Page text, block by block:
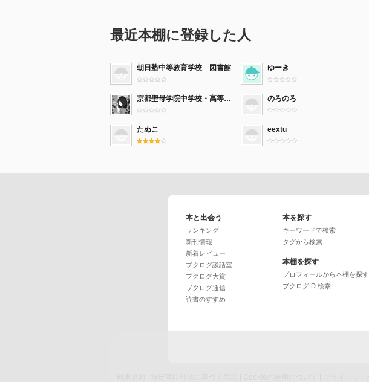
最近本棚に登録した人
朝日塾中等教育学校 図書館 ゆーき
京都聖母学院中学校・高等学校図書館 のろのろ
たぬこ eextu
本と出会う
ランキング
新刊情報
新着レビュー
ブクログ談話室
ブクログ大賞
ブクログ通信
読書のすすめ
本を探す
キーワードで検索
タグから検索
本棚を探す
プロフィールから本棚を探す
ブクログID 検索